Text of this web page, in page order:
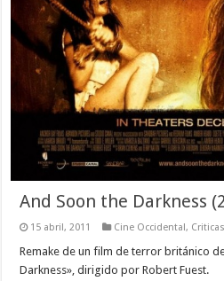
And Soon the Darkness
15 abril, 2011 Cine Occidental,
Remake de un film de terror británico
Darkness», dirigido por Robert Fuest.